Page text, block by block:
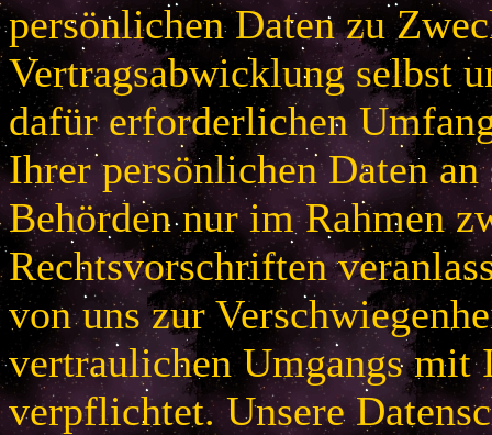
persönlichen Daten zu
Vertragsabwicklung selbst
dafür erforderlichen
Ihrer persönlichen Daten
Behörden nur im Rahmen
Rechtsvorschriften
von uns zur
vertraulichen Umgangs mit
verpflichtet. Unsere